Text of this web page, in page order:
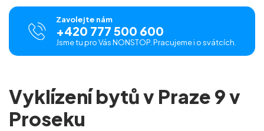
Zavolejte nám
+420 777 500 600
Jsme tu pro Vás NONSTOP. Pracujeme i o svátcích.
Vyklízení bytů v Praze 9 v
Proseku